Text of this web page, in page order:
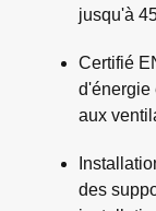
jusqu'à
Certifié
d'énergie
aux
des